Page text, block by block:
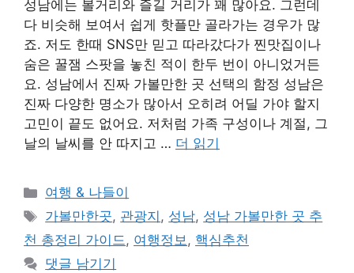
성남에는 볼거리와 즐길 거리가 꽤 많아요. 그런데
다 비슷해 보여서 쉽게 핫플만 골라가는 경우가 많
죠. 저도 한때 SNS만 믿고 따라갔다가 찐맛집이나
숨은 꿀잼 스팟을 놓친 적이 한두 번이 아니었거든
요. 성남에서 진짜 가볼만한 곳 선택의 함정 성남은
진짜 다양한 명소가 많아서 오히려 어딜 가야 할지
고민이 끝도 없어요. 저처럼 가족 구성이나 계절, 그
날의 날씨를 안 따지고 … 더 읽기
카
테
리
여행 & 나들이
태
그
가볼만한곳, 관광지 , 성남, 성남 가볼만한 곳 추
천 총정리 가이드, 여행정보, 핵심추천
댓글 남기기